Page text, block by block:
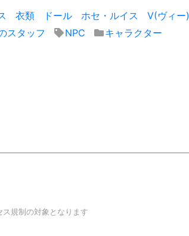
衣類 ドール ホセ・ルイス
V(ヴィー)
スタッフ NPC キャラクター
規制の対象となります